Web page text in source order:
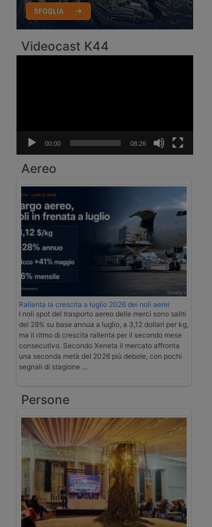
Videocast K44
00:00 08:26
Aereo
Rallenta la crescita a luglio 2026 dei noli aerei
I noli spot del trasporto aereo delle merci sono saliti
del 28% su base annua a luglio, a 3,12 dollari per kg,
ma il ritmo di crescita rallenta per il secondo mese
consecutivo. Secondo Xeneta il mercato affronta
una seconda metà del 2026 più debole, con pochi
segnali di stagione …
Persone